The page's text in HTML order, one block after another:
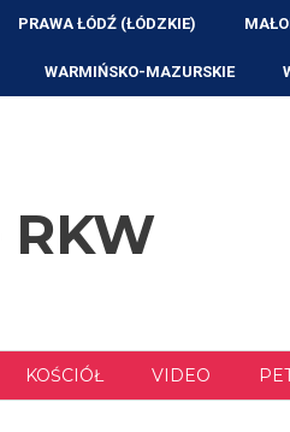
PRAWA ŁÓDŹ (ŁÓDZKIE)
WARMIŃSKO-MAZURSKIE
KOŚCIÓŁ VIDEO